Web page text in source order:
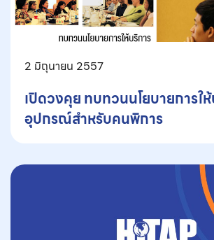
2 มิถุนายน 2557
เปิดวงคุย ทบทวนนโยบายการใ
อุปกรณ์สำหรับคนพิการ